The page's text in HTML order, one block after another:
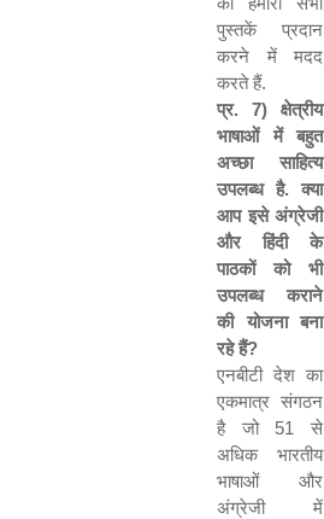
पुस्तकें प्रदान
करने में मदद
करते हैं.
प्र. 7) क्षेत्रीय
भाषाओं में बहुत
अच्छा साहित्य
उपलब्ध है. क्या
आप इसे अंग्रेजी
और हिंदी के
पाठकों को भी
उपलब्ध कराने
की योजना बना
रहे हैं?
एनबीटी देश का
एकमात्र संगठन
है जो 51
से
अधिक भारतीय
भाषाओं और
अंग्रेजी में